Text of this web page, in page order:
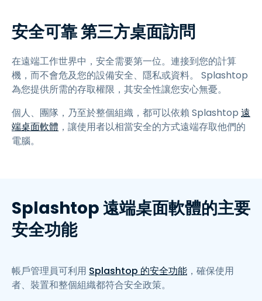
安全可靠 第三方桌面訪問
在遠端工作世界中，安全需要第一位。連接到您的計算
機，而不會危及您的設備安全、隱私或資料。 Splashtop
為您提供所需的存取權限，其安全性讓您安心無憂。
個人、團隊，乃至於整個組織，都可以依賴 Splashtop 遠
端桌面軟體 ，讓使用者以相當安全的方式遠端存取他們的
電腦。
Splashtop 遠端桌面軟體的主要
安全功能
帳戶管理員可利用 Splashtop 的安全功能 ，確保使用
者、裝置和整個組織都符合安全政策。